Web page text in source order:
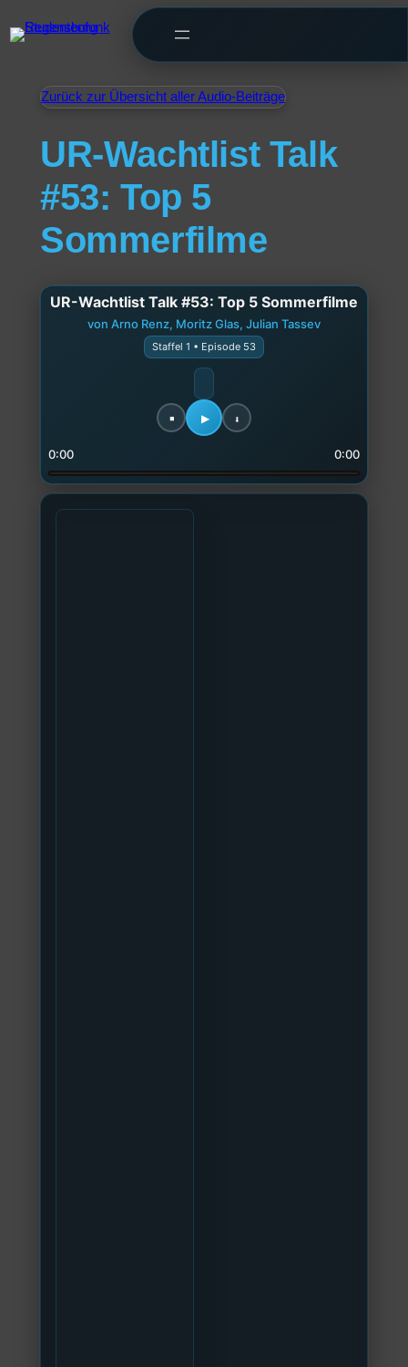
Zurück zur Übersicht aller Audio-Beiträge
UR-Wachtlist Talk
#53: Top 5
Sommerfilme
UR-Wachtlist Talk #53: Top 5 Sommerfilme
von Arno Renz, Moritz Glas, Julian Tassev
Staffel 1 • Episode 53
0:00 0:00